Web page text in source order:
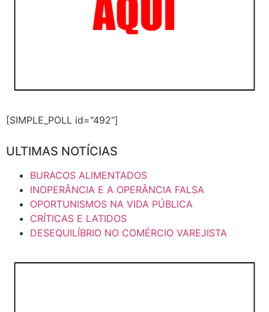
[SIMPLE_POLL id="492"]
ULTIMAS NOTÍCIAS
BURACOS ALIMENTADOS
INOPERÂNCIA E A OPERÂNCIA FALSA
OPORTUNISMOS NA VIDA PÚBLICA
CRÍTICAS E LATIDOS
DESEQUILÍBRIO NO COMÉRCIO VAREJISTA